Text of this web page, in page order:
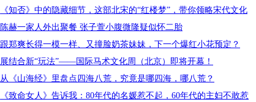
《知否》中的隐藏细节，这部北宋的“红楼梦”，带你领略宋代文化
陈赫一家人外出聚餐 张子萱小腹微隆疑似怀二胎
跟郑爽长得一模一样、又撞脸奶茶妹妹，下一个爆红小花预定？
展结合新“玩法”——国际马术文化周（北京）即将开幕！
从《山海经》里盘点四海八荒，究竟是哪四海，哪八荒？
《致命女人》告诉我：80年代的名媛惹不起，60年代的主妇不敢惹